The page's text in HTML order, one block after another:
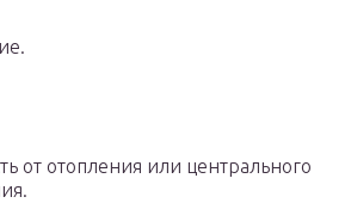
от отопления или центрального